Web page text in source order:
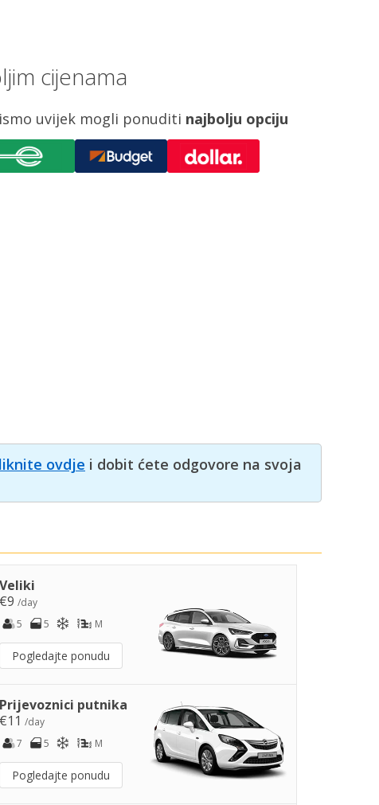
cijenama
uvijek mogli ponuditi najbolju opciju
ovdje i dobit ćete odgovore na svoja
Veliki
€9 /day
5
5 M
Pogledajte ponudu
Prijevoznici putnika
€11 /day
7
5 M
Pogledajte ponudu